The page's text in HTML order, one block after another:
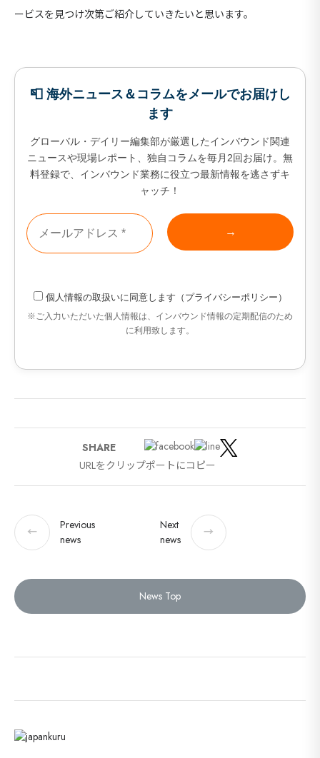
ービスを見つけ次第ご紹介していきたいと思います。
📮 海外ニュース＆コラムをメールでお届けし
ます
グローバル・デイリー編集部が厳選したインバウンド関連
ニュースや現場レポート、独自コラムを毎月2回お届け。無
料登録で、インバウンド業務に役立つ最新情報を逃さずキ
ャッチ！
個人情報の取扱いに同意します（ プライバシーポリシー ）
※ご入力いただいた個人情報は、インバウンド情報の定期配信のため
に利用致します。
SHARE
URLをクリップポートにコピー
←
Previous
news
News Top
Next
news
→